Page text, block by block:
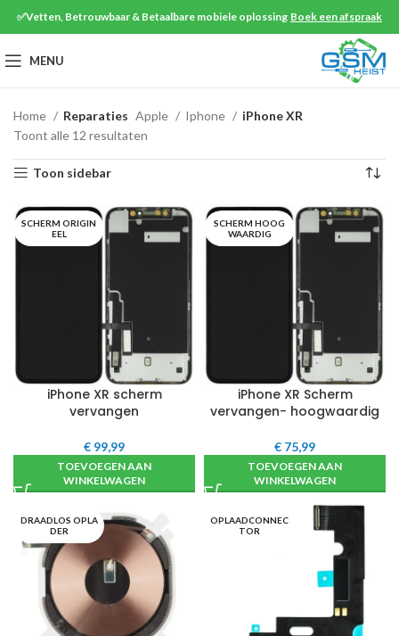
✅Vetten, Betrouwbaar & Betaalbare mobiele oplossing Boek een afspraak
MENU
Home Reparaties Apple Iphone
iPhone XR
Toont alle 12 resultaten
Toon sidebar
SCHERM ORIGIN
EEL
iPhone XR scherm
vervangen
€ 99,99
TOEVOEGEN AAN
WINKELWAGEN
SCHERM HOOG
WAARDIG
iPhone XR Scherm
vervangen- hoogwaardig
€ 75,99
TOEVOEGEN AAN
WINKELWAGEN
DRAADLOS OPLA
DER
OPLAADCONNEC
TOR